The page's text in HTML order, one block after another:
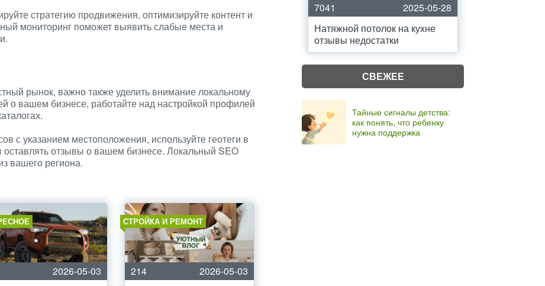
стратегию продвижения, оптимизируйте контент и
мониторинг поможет выявить слабые места и
рынок, важно также уделить внимание локальному
о вашем бизнесе, работайте над настройкой профилей
с указанием местоположения, используйте геотеги в
оставлять отзывы о вашем бизнесе. Локальный SEO
вашего региона.
2026-05-03
СТРОЙКА И РЕМОНТ
214
2026-05-03
7041
2025-05-28
Натяжной потолок на кухне
отзывы недостатки
СВЕЖЕЕ
Тайные сигналы детства:
как понять, что ребенку
нужна поддержка